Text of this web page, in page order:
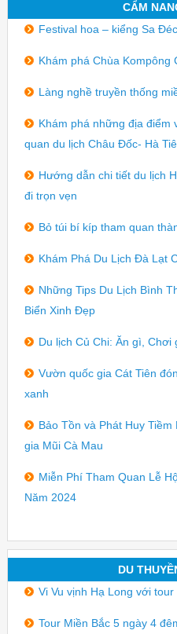
CẨM
Festival hoa – kiểng Sa
Khám phá Chùa Kompông
Làng nghề truyền thống
Khám phá những địa điểm
quan du lịch Châu Đốc- Hà
Hướng dẫn chi tiết du lịch
đi trọn vẹn
Bỏ túi bí kíp tham quan
Khám Phá Du Lịch Đà Lạt
Những Tips Du Lịch Bình
Biển Xinh Đẹp
Du lịch Củ Chi: Ăn gì, Chơi
Vườn quốc gia Cát Tiên
xanh
Bảo Tồn và Phát Huy
gia Mũi Cà Mau
Miễn Phí Tham Quan Lễ
Năm 2024
DU
Vi Vu vịnh Hạ Long với
Tour Miền Bắc 5 ngày 4